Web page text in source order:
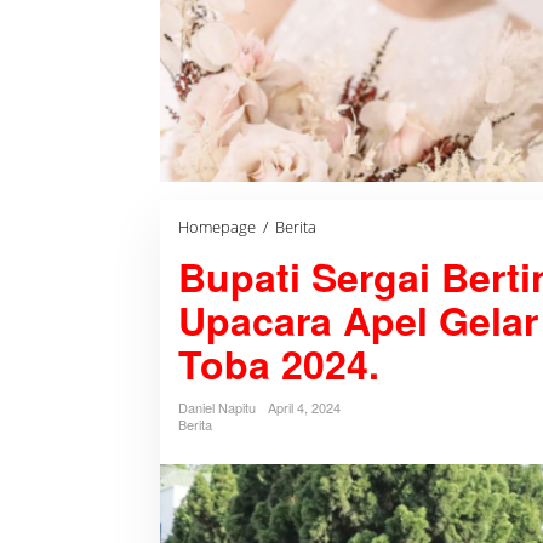
Homepage / Berita
p
a
t
i
S
e
r
a
e
r
t
i
n
Bupati Sergai
Upacara Apel
Toba 2024.
Daniel Napitu
April 4, 2024
Berita